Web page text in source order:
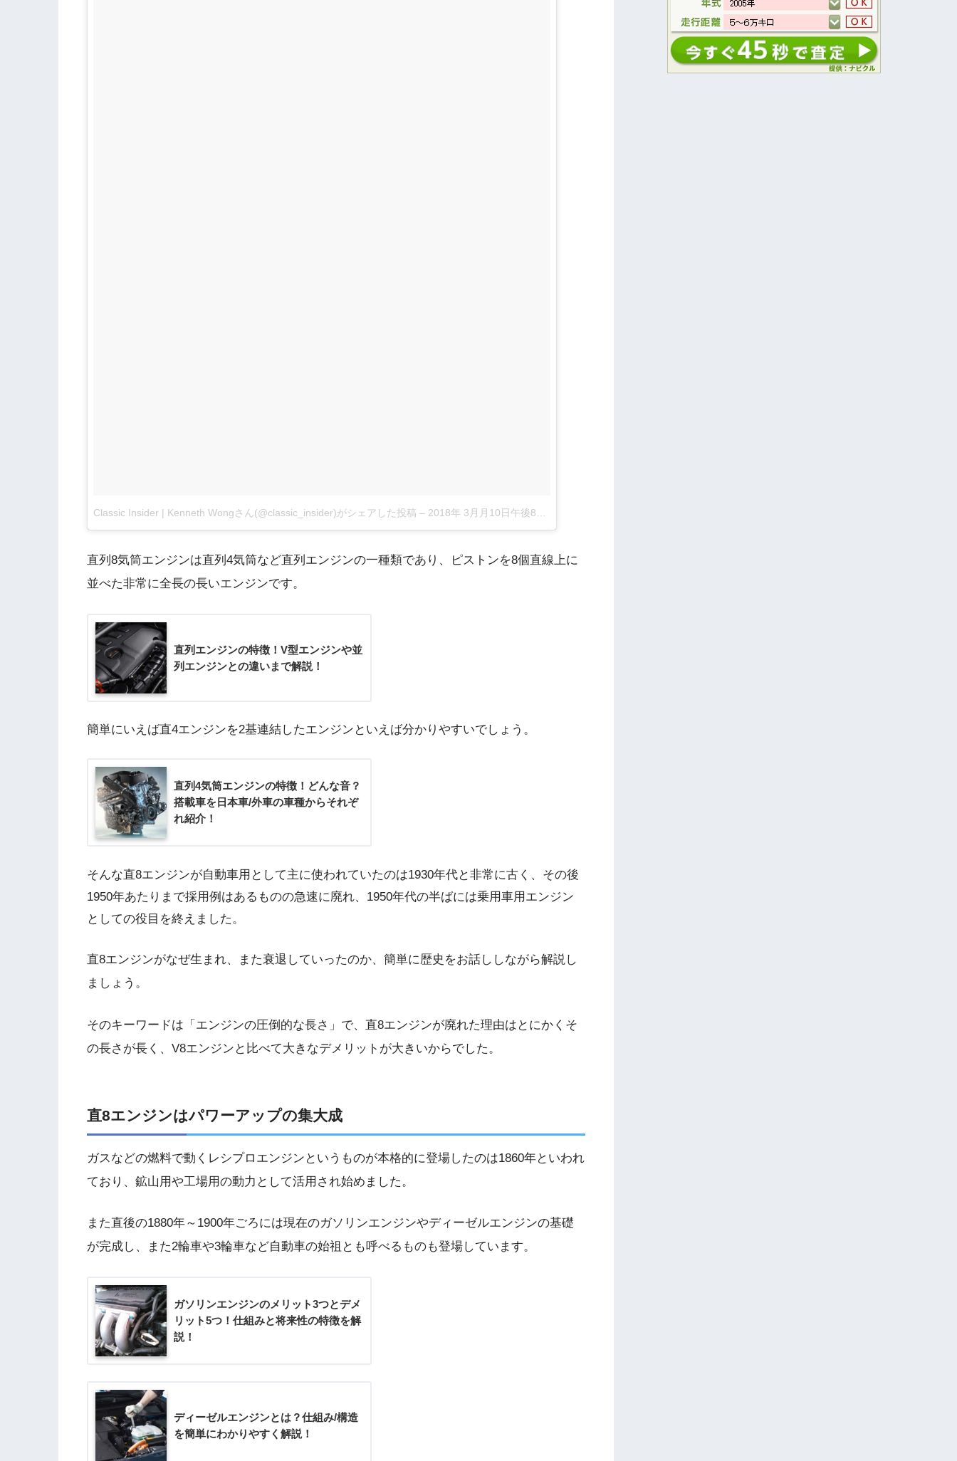
Classic Insider | Kenneth Wongさん(@classic_insider)がシェアした投稿 – 2018年 3月月10日午後8時11分PST
直列8気筒エンジンは直列4気筒など直列エンジンの一種類であり、ピストンを8個直線上に
並べた非常に全長の長いエンジンです。
直列エンジンの特徴！V型エンジンや並
列エンジンとの違いまで解説！
簡単にいえば直4エンジンを2基連結したエンジンといえば分かりやすいでしょう。
直列4気筒エンジンの特徴！どんな音？
搭載車を日本車/外車の車種からそれぞ
れ紹介！
そんな直8エンジンが自動車用として主に使われていたのは1930年代と非常に古く、その後
1950年あたりまで採用例はあるものの急速に廃れ、1950年代の半ばには乗用車用エンジン
としての役目を終えました。
直8エンジンがなぜ生まれ、また衰退していったのか、簡単に歴史をお話ししながら解説し
ましょう。
そのキーワードは「エンジンの圧倒的な長さ」で、直8エンジンが廃れた理由はとにかくそ
の長さが長く、V8エンジンと比べて大きなデメリットが大きいからでした。
直8エンジンはパワーアップの集大成
ガスなどの燃料で動くレシプロエンジンというものが本格的に登場したのは1860年といわれ
ており、鉱山用や工場用の動力として活用され始めました。
また直後の1880年～1900年ごろには現在のガソリンエンジンやディーゼルエンジンの基礎
が完成し、また2輪車や3輪車など自動車の始祖とも呼べるものも登場しています。
ガソリンエンジンのメリット3つとデメ
リット5つ！仕組みと将来性の特徴を解
説！
ディーゼルエンジンとは？仕組み/構造
を簡単にわかりやすく解説！